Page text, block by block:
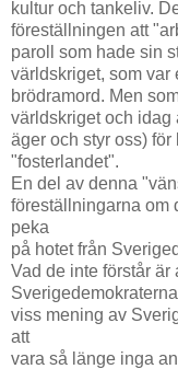
kultur och tankeliv.
föreställningen att
paroll som hade sin
världskriget, som var
brödramord. Men
världskriget och idag
äger och styr oss) för
"fosterlandet".
En del av denna
föreställningarna om
peka
på hotet från
Vad de inte förstår är
viss mening av
att
vara så länge inga